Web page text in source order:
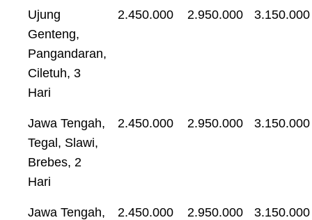
Ujung
Genteng,
Pangandaran,
Ciletuh, 3
Hari
2.450.000 2.950.000 3.150.000
Jawa Tengah,
Tegal, Slawi,
Brebes, 2
Hari
2.450.000 2.950.000 3.150.000
Jawa Tengah,
2.450.000 2.950.000 3.150.000